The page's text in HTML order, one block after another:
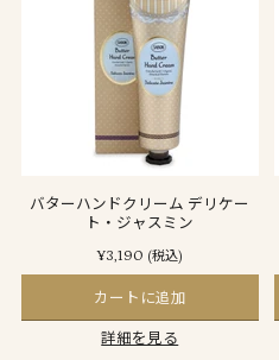
バターハンドクリーム デリケー
ト・ジャスミン
¥3,190 (税込)
カートに追加
詳細を見る